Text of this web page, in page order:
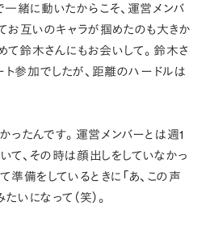
一緒に動いたからこそ、運営メンバ
お互いのキャラが掴めたのも大きか
て鈴木さんにもお会いして。鈴木さ
参加でしたが、距離のハードルは
ったんです。運営メンバーとは週1
て、その時は顔出しをしていなかっ
準備をしているときに「あ、この声
いになって（笑）。